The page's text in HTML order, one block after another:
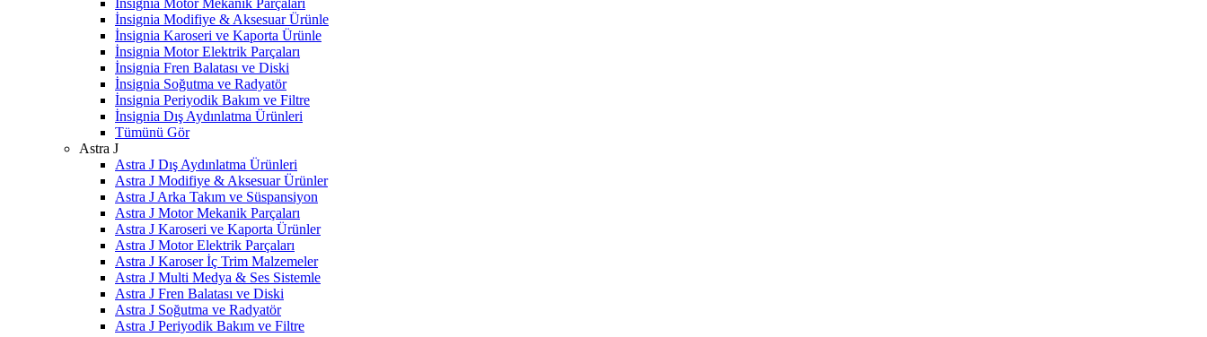
İnsignia Motor Mekanik Parçaları
İnsignia Modifiye & Aksesuar Ürünle
İnsignia Karoseri ve Kaporta Ürünle
İnsignia Motor Elektrik Parçaları
İnsignia Fren Balatası ve Diski
İnsignia Soğutma ve Radyatör
İnsignia Periyodik Bakım ve Filtre
İnsignia Dış Aydınlatma Ürünleri
Tümünü Gör
Astra J
Astra J Dış Aydınlatma Ürünleri
Astra J Modifiye & Aksesuar Ürünler
Astra J Arka Takım ve Süspansiyon
Astra J Motor Mekanik Parçaları
Astra J Karoseri ve Kaporta Ürünler
Astra J Motor Elektrik Parçaları
Astra J Karoser İç Trim Malzemeler
Astra J Multi Medya & Ses Sistemle
Astra J Fren Balatası ve Diski
Astra J Soğutma ve Radyatör
Astra J Periyodik Bakım ve Filtre